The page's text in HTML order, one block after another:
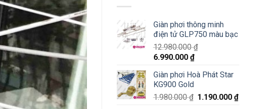
Giàn phơi thông minh
điện tử GLP750 màu bạc
12.980.000₫
6.990.000 ₫
Giàn phơi Hoà Phát Star
KG900 Gold
1.980.000₫ 1.190.000₫